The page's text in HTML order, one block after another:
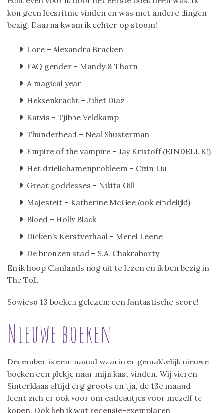
kon geen leesritme vinden en was met andere dingen
bezig. Daarna kwam ik echter op stoom!
Lore – Alexandra Bracken
FAQ gender – Mandy & Thorn
A magical year
Heksenkracht – Juliet Diaz
Katvis – Tjibbe Veldkamp
Thunderhead – Neal Shusterman
Empire of the vampire – Jay Kristoff (EINDELIJK!)
Het drielichamenprobleem – Cixin Liu
Great goddesses – Nikita Gill
Majesteit – Katherine McGee (ook eindelijk!)
Bloed – Holly Black
Dicken’s Kerstverhaal – Merel Leene
De bronzen stad – S.A. Chakraborty
En ik hoop Clanlands nog uit te lezen en ik ben bezig in
The Toll.
Sowieso 13 boeken gelezen: een fantastische score!
Nieuwe boeken
December is een maand waarin er gemakkelijk nieuwe
boeken een plekje naar mijn kast vinden. Wij vieren
Sinterklaas altijd erg groots en tja, de 13e maand
leent zich er ook voor om cadeautjes voor mezelf te
kopen. Ook heb ik wat recensie-exemplaren